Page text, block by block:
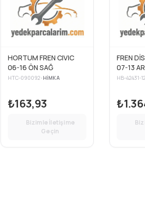
HORTUM FREN CIVIC
06-16 ÖN SAĞ
HTC-090092• HIMKA
₺163,93
Bizimle İletişime
Geçin
FREN
07-13
259-5
HB-42431-